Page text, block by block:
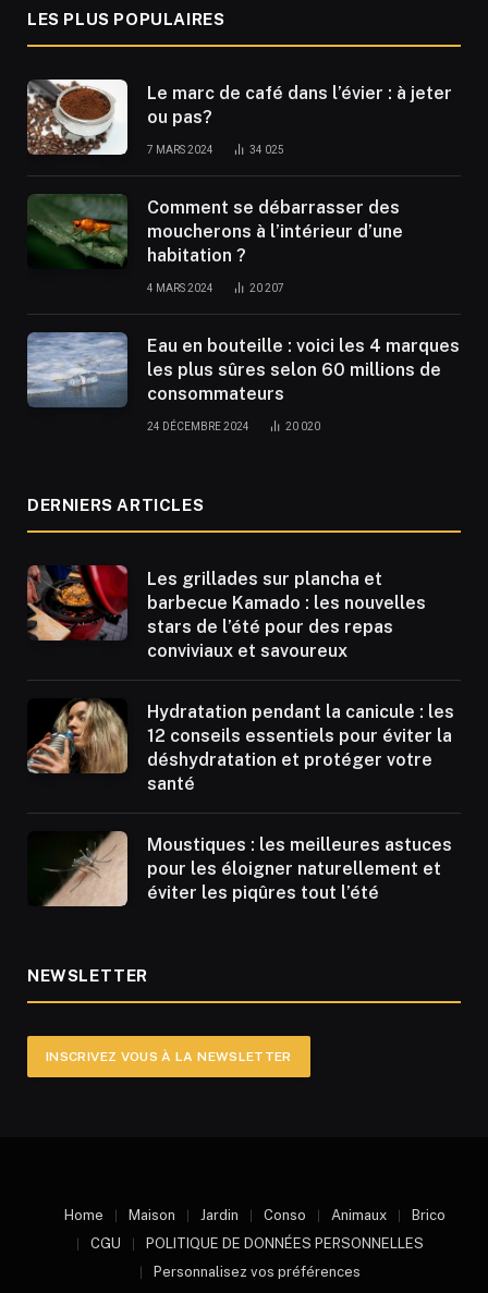
LES PLUS POPULAIRES
Le marc de café dans l’évier : à jeter
ou pas?
7 MARS 2024 34 025
Comment se débarrasser des
moucherons à l’intérieur d’une
habitation ?
4 MARS 2024 20 207
Eau en bouteille : voici les 4 marques
les plus sûres selon 60 millions de
consommateurs
24 DÉCEMBRE 2024 20 020
DERNIERS ARTICLES
Les grillades sur plancha et
barbecue Kamado : les nouvelles
stars de l’été pour des repas
conviviaux et savoureux
Hydratation pendant la canicule : les
12 conseils essentiels pour éviter la
déshydratation et protéger votre
santé
Moustiques : les meilleures astuces
pour les éloigner naturellement et
éviter les piqûres tout l’été
NEWSLETTER
INSCRIVEZ VOUS À LA NEWSLETTER
Home Maison Jardin Conso Animaux
Brico
CGU
POLITIQUE DE DONNÉES PERSONNELLES
Personnalisez vos préférences